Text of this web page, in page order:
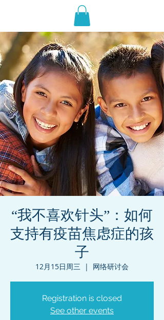
“我不喜欢针头”：如何
支持有疫苗焦虑症的孩
子
12月15日周三
  |
网络研讨会
Registration is closed
See other events